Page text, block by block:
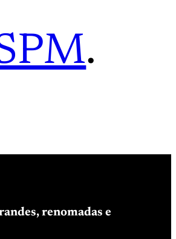
.
renomadas e